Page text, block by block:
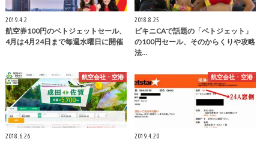
2019.4.2
航空券100円のベトジェットセール、
4月は4月24日まで毎週水曜日に開催
2018.8.25
ビキニCAで話題の「ベトジェット」
の100円セール、そのからくりや攻略
法…
航空会社・空港
2018.6.26
航空会社・空港
2019.4.20